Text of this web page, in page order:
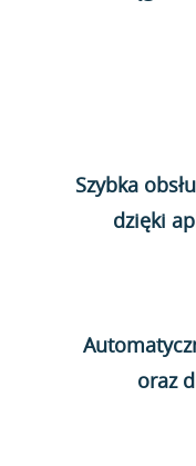
Szybka
dzięki
oraz